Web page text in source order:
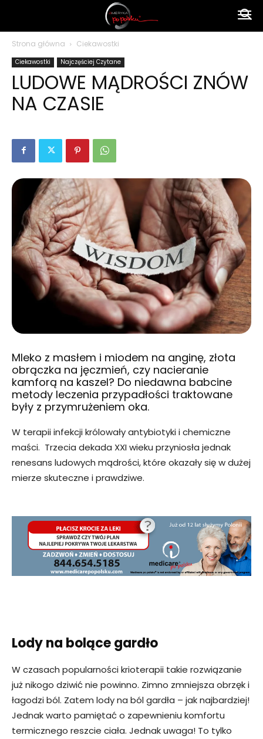
Strona główna Ciekawostki
Ciekawostki Najczęściej Czytane
LUDOWE MĄDROŚCI ZNÓW
NA CZASIE
Mleko z masłem i miodem na anginę, złota
obrączka na jęczmień, czy nacieranie
kamforą na kaszel? Do niedawna babcine
metody leczenia przypadłości traktowane
były z przymrużeniem oka.
W terapii infekcji królowały antybiotyki i chemiczne
maści. Trzecia dekada XXI wieku przyniosła jednak
renesans ludowych mądrości, które okazały się w dużej
mierze skuteczne i prawdziwe.
Lody na bolące gardło
W czasach popularności krioterapii takie rozwiązanie
już nikogo dziwić nie powinno. Zimno zmniejsza obrzęk i
łagodzi ból. Zatem lody na ból gardła – jak najbardziej!
Jednak warto pamiętać o zapewnieniu komfortu
termicznego reszcie ciała. Jednak uwaga! To tylko